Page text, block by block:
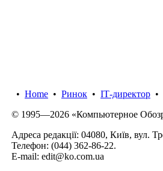
• Home • Ринок • IТ-директор •
© 1995—2026 «Компьютерное
Адреса редакції: 04080, Київ, вул.
Телефон: (044) 362-86-22.
E-mail: edit@ko.com.ua